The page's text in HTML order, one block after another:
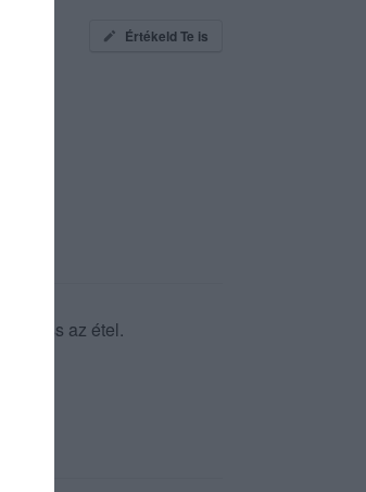
Értékeld Te is
és friss az étel.